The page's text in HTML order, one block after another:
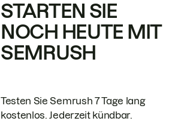
STARTEN SIE
NOCH HEUTE MIT
SEMRUSH
Testen Sie Semrush 7 Tage lang
kostenlos. Jederzeit kündbar.